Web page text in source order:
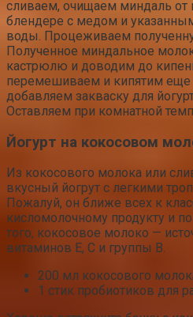
сливаем, очищаем миндаль
блендере с медом и
воды. Процеживаем
Полученное миндальное
кастрюлю и доводим до
перемешиваем и кипятим еще
добавляем закваску для
Оставляем при комнатной
Йогурт на кокосовом
Из кокосового молока или
вкусный йогрут с легкими
Пожалуй, он ближе всех к
кисломолочному продукту и
того, кокосовое молоко —
витаминов E, C и группы В.
200 мл кокосового
1 стик пробиотиков для